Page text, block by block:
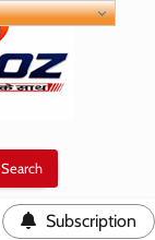
Subscription